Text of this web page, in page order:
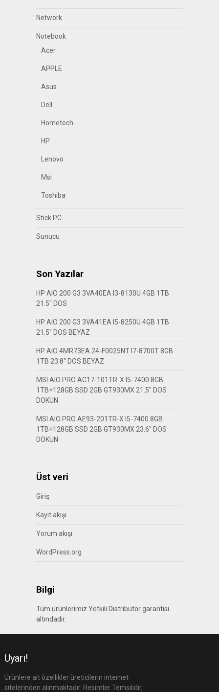
Network
Notebook
Acer
APPLE
Asus
Dell
Hometech
HP
Lenovo
Msi
Toshiba
Stick PC
Sunucu
Son Yazılar
HP AIO 200 G3 3VA40EA I3-8130U 4GB 1TB
21.5″ DOS
HP AIO 200 G3 3VA41EA I5-8250U 4GB 1TB
21.5″ DOS BEYAZ
HP AIO 4MR73EA 24-F0025NT I7-8700T 8GB
1TB 23.8″ DOS BEYAZ
MSI AIO PRO AC17-101TR-X I5-7400 8GB
1TB+128GB SSD 2GB GT930MX 21.5″ DOS
DOKUN
MSI AIO PRO AE93-201TR-X I5-7400 8GB
1TB+128GB SSD 2GB GT930MX 23.6″ DOS
DOKUN
Üst veri
Giriş
Kayıt akışı
Yorum akışı
WordPress.org
Bilgi
Tüm ürünlerimiz Yetkili Distribütör garantisi
altındadır.
Uyarı!
Ürünlere ait özellikler üreticilerin internet
sitelerinden alınmaktadır. Resimler Temsilidir,